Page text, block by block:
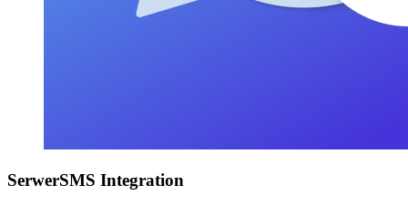
SerwerSMS Integration